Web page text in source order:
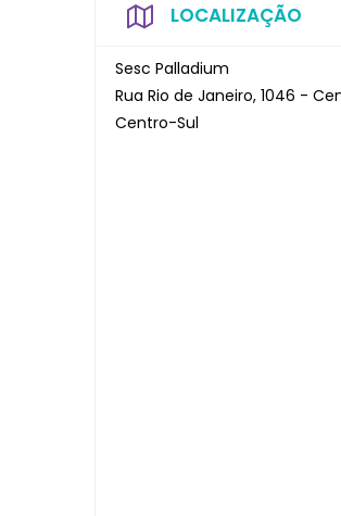
LOCALIZAÇÃO
Sesc Palladium
Rua Rio de Janeiro, 1046 -
Centro-Sul